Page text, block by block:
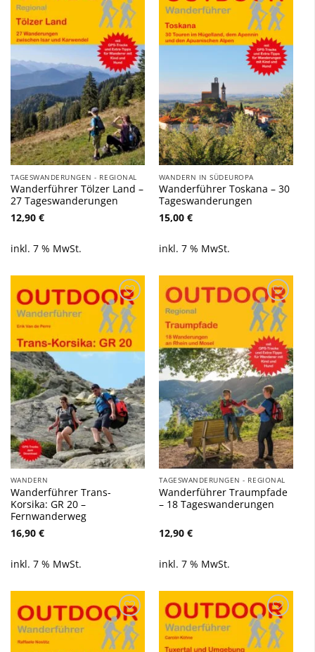
Zu
Wunschliste
hinzufügen
TAGESWANDERUNGEN - REGIONAL
Wanderführer Tölzer Land –
27 Tageswanderungen
12,90 €
inkl. 7 % MwSt.
Zu
Wunschliste
hinzufügen
WANDERN IN SÜDEUROPA
Wanderführer Toskana – 30
Tageswanderungen
15,00 €
inkl. 7 % MwSt.
Zu
Wunschliste
hinzufügen
WANDERN
Wanderführer Trans-
Korsika: GR 20 –
Fernwanderweg
16,90 €
inkl. 7 % MwSt.
Zu
Wunschliste
hinzufügen
TAGESWANDERUNGEN - REGIONAL
Wanderführer Traumpfade
– 18 Tageswanderungen
12,90 €
inkl. 7 % MwSt.
Zu
Wunschliste
Zu
Wunschliste